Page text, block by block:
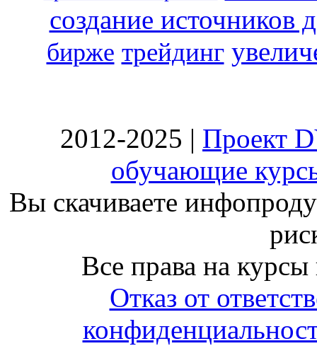
создание источников
бирже трейдинг
2012-2025 | Проект
обучающие
Вы скачиваете
Все права на
Отказ от